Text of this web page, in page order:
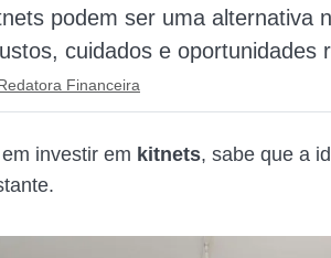
podem ser uma alternativa
cuidados e oportunidades
Financeira
investir em kitnets, sabe que a